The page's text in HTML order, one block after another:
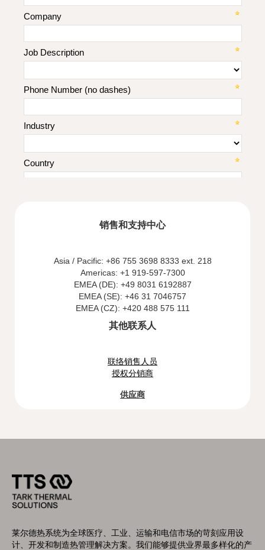
销售和支持中心
Asia / Pacific: +86 755 3698 8333 ext. 218
Americas: +1 919-597-7300
EMEA (DE): +49 8031 6192887
EMEA (SE): +46 31 7046757
EMEA (CZ): +420 488 575 111
其他联系人
联络销售人员
授权分销商
供应商
莱尔德热系统为全球医疗、工业、运输和电信市场的苛刻应用设
计、开发和制造热管理解决方案。我们能够提供业界最多样化的产